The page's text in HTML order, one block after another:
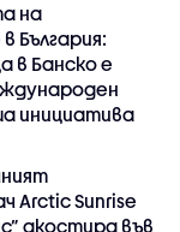
на
България:
в Банско е
инициатива
Arctic Sunrise
акостира във